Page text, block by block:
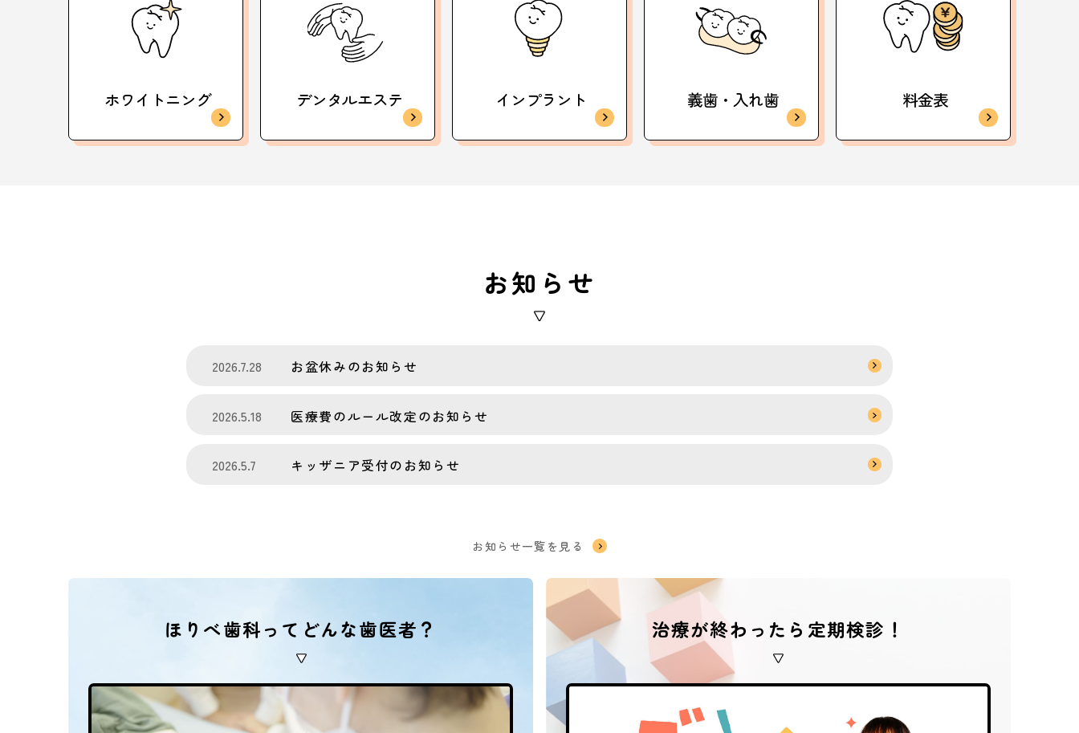
ホワイトニング デンタルエステ インプラント 義歯・入れ歯 料金表
お知らせ
2026.7.28 お盆休みのお知らせ
2026.5.18 医療費のルール改定のお知らせ
2026.5.7 キッザニア受付のお知らせ
お知らせ一覧を見る
ほりべ歯科ってどんな歯医者？ 治療が終わったら定期検診！